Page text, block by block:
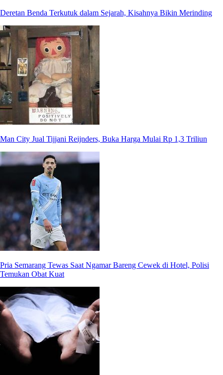
Deretan Benda Terkutuk dalam Sejarah, Kisahnya Bikin Merinding
Man City Jual Tijjani Reijnders, Buka Harga Mulai Rp 1,3 Triliun
Pria Semarang Tewas Saat Ngamar Bareng Cewek di Hotel, Polisi
Temukan Obat Kuat